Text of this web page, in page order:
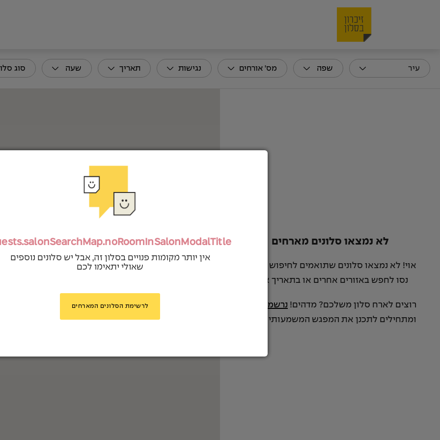
שפה מס' אורחים נגישות תאריך שעה סוג
לא נמצאו סלונים מארחים
אוי! לא נמצאו סלונים שתואמים לחיפוש שלך :(
נסו לחפש באזורים אחרים או בתאריך אחר.
רוצים לארח סלון משלכם? מדהים! נרשמים כאן
ומתחילים לתכנן את המפגש המשמעותי שלכם
אין יותר מקומות פנויים בסלון זה, אבל יש סלונים נוספים
שאולי יתאימו לכם
לרשימת הסלונים המארחים